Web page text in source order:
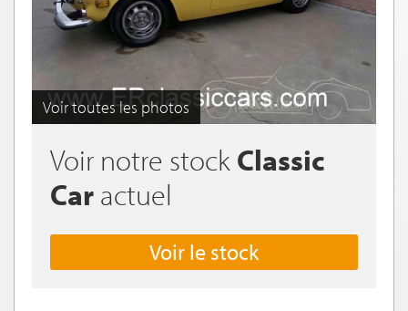
Voir toutes les photos
Voir notre stock Classic
Car actuel
Voir le stock